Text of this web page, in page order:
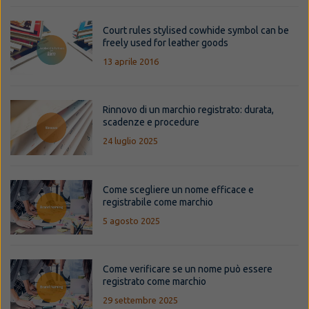
Court rules stylised cowhide symbol can be
freely used for leather goods
13 aprile 2016
Rinnovo di un marchio registrato: durata,
scadenze e procedure
24 luglio 2025
Come scegliere un nome efficace e
registrabile come marchio
5 agosto 2025
Come verificare se un nome può essere
registrato come marchio
29 settembre 2025